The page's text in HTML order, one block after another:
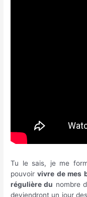
Tu le sais, je me
pouvoirvivre de mes
régulière du nombre
deviendront un jour